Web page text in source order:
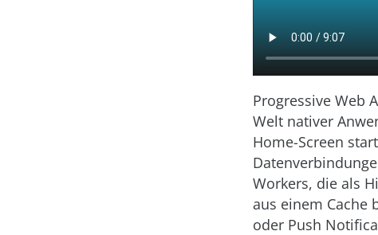
Progressive Web
Welt nativer
Home-Screen
Workers, die als
aus einem Cache
oder Push